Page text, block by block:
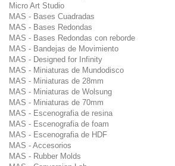
Micro Art Studio
MAS - Bases Cuadradas
MAS - Bases Redondas
MAS - Bases Redondas con reborde
MAS - Bandejas de Movimiento
MAS - Designed for Infinity
MAS - Miniaturas de Mundodisco
MAS - Miniaturas de 28mm
MAS - Miniaturas de Wolsung
MAS - Miniaturas de 70mm
MAS - Escenografia de resina
MAS - Escenografia de foam
MAS - Escenografia de HDF
MAS - Accesorios
MAS - Rubber Molds